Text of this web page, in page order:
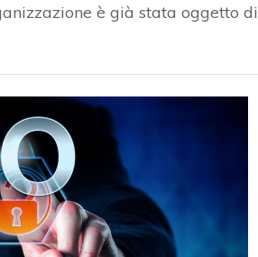
è già stata oggetto di